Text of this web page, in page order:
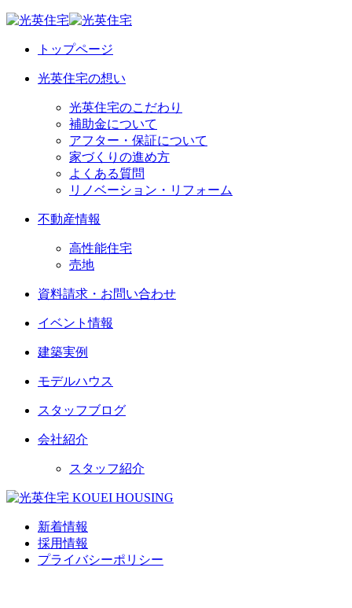
トップページ
光英住宅の想い
光英住宅のこだわり
補助金について
アフター・保証について
家づくりの進め方
よくある質問
リノベーション・リフォーム
不動産情報
高性能住宅
売地
資料請求・お問い合わせ
イベント情報
建築実例
モデルハウス
スタッフブログ
会社紹介
スタッフ紹介
新着情報
採用情報
プライバシーポリシー